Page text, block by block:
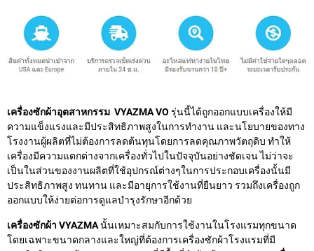
เครื่องซักผ้าอุตสาหกรรม VYAZMA VO รุ่นนี้ได้ถูกออกแบบเครื่องให้มี
ความแข็งแรงและมีประสิทธิภาพสูงในการทำงาน และนโยบายของทาง
โรงงานผู้ผลิตที่ไม่ต้องการลดต้นทุนโดยการลดคุณภาพวัตถุดิบ ทำให้
เครื่องมีความแตกต่างจากเครื่องทั่วไปในปัจจุบันอย่างชัดเจน ไม่ว่าจะ
เป็นในส่วนของงานผลิตที่ใช้อุปกรณ์ต่างๆในการประกอบเครื่องนั้นมี
ประสิทธิภาพสูง ทนทาน และมีอายุการใช้งานที่ยืนยาว รวมถึงเครื่องถูก
ออกแบบให้ง่ายต่อการดูแลบำรุงรักษาอีกด้วย
เครื่องซักผ้า VYAZMAนั้นเหมาะสมกับการใช้งานในโรงแรมทุกขนาด
โดยเฉพาะขนาดกลางและใหญ่ที่ต้องการเครื่องซักผ้าโรงแรมที่มี